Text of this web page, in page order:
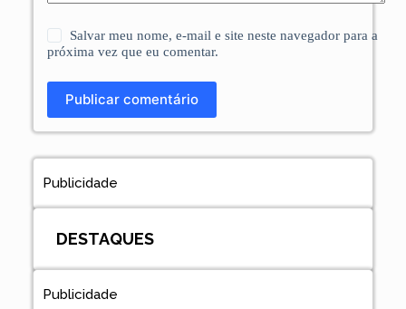
Salvar meu nome, e-mail e site neste navegador para a
próxima vez que eu comentar.
Publicar comentário
Publicidade
DESTAQUES
Publicidade